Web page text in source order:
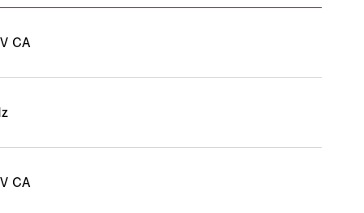
CA
CA